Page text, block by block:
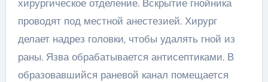
хирургическое отделение. Вскрытие гнойника
проводят под местной анестезией. Хирург
делает надрез головки, чтобы удалять гной из
раны. Язва обрабатывается антисептиками. В
образовавшийся раневой канал помещается